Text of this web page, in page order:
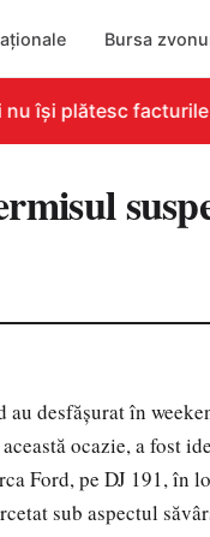
Bursa
își plătesc facturile
desfăşurat în
ocazie, a fost
Ford, pe DJ 191, în
sub aspectul